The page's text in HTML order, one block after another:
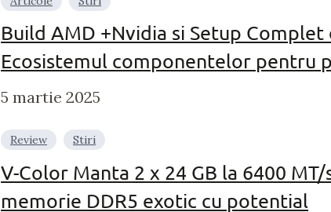
Build AMD +Nvidia si Setup Complet
Ecosistemul componentelor pentru
5 martie 2025
Review Stiri
V-Color Manta 2 x 24 GB la 6400 MT/
memorie DDR5 exotic cu potential